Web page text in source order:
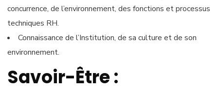
concurrence, de l’environnement, des fonctions et processus
techniques RH.
Connaissance de l’Institution, de sa culture et de son
environnement.
Savoir-Être :